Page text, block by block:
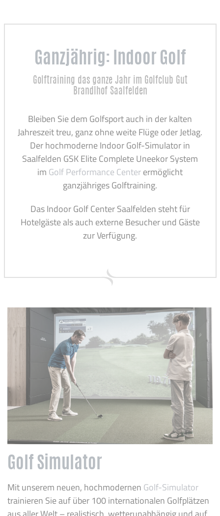
Ganzjährig: Indoor Golf
Golftraining das ganze Jahr im Golfclub Gut
Brandlhof Saalfelden
Bleiben Sie dem Golfsport auch in der kalten
Jahreszeit treu, ganz ohne weite Flüge oder Jetlag.
Der hochmoderne Indoor Golf-Simulator in
Saalfelden GSK Elite Complete Uneekor System
im Golf Performance Centerermöglicht
ganzjähriges Golftraining.
Das Indoor Golf Center Saalfelden steht für
Hotelgäste als auch externe Besucher und Gäste
zur Verfügung.
Golf Simulator
Mit unserem neuen, hochmodernen Golf-Simulator
trainieren Sie auf über 100 internationalen Golfplätzen